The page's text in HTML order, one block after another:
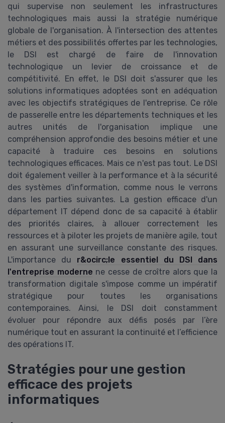
qui supervise non seulement les infrastructures
technologiques mais aussi la stratégie numérique
globale de l'organisation. À l'intersection des attentes
métiers et des possibilités offertes par les technologies,
le DSI est chargé de faire de l'innovation
technologique un levier de croissance et de
compétitivité. En effet, le DSI doit s'assurer que les
solutions informatiques adoptées sont en adéquation
avec les objectifs stratégiques de l'entreprise. Ce rôle
de passerelle entre les départements techniques et les
autres unités de l'organisation implique une
compréhension approfondie des besoins métier et une
capacité à traduire ces besoins en solutions
technologiques efficaces. Mais ce n'est pas tout. Le DSI
doit également veiller à la performance et à la sécurité
des systèmes d'information, comme nous le verrons
dans les parties suivantes. La gestion efficace d'un
département IT dépend donc de sa capacité à établir
des priorités claires, à allouer correctement les
ressources et à piloter les projets de manière agile, tout
en assurant une surveillance constante des risques.
L'importance du r&ocirc;le essentiel du DSI dans
l'entreprise moderne ne cesse de croître alors que la
transformation digitale s'impose comme un impératif
stratégique pour toutes les organisations
contemporaines. Ainsi, le DSI doit constamment
évoluer pour répondre aux défis posés par l’ère
numérique tout en assurant la continuité et l’efficience
des opérations IT.
Stratégies pour une gestion
efficace des projets
informatiques